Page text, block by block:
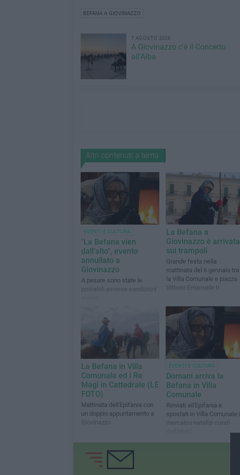
BEFANA A GIOVINAZZO
7 AGOSTO 2026
A Giovinazzo c'è il Concerto
all'Alba
Altri contenuti a tema
EVENTI E CULTURA
"La Befana vien
dall'alto", evento
annullato a
Giovinazzo
A pesare sono state le
probabili avverse condizioni
La Befana a
Giovinazzo è arrivata
sui trampoli
Grande festa nella
mattinata del 6 gennaio tra
la Villa Comunale e piazza
Vittorio Emanuele II
La Befana in Villa
Comunale ed i Re
Magi in Cattedrale (LE
FOTO)
Mattinata dell'Epifania con
un doppio appuntamento a
Giovinazzo
EVENTI E CULTURA
Domani arriva la
Befana in Villa
Comunale
Rinviati all'Epifania e
spostati in Villa Comunale i
mercatini natalizi curati